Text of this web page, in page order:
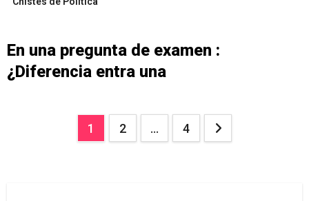
En una pregunta de examen :
¿Diferencia entra una
Paginación
1 2 … 4